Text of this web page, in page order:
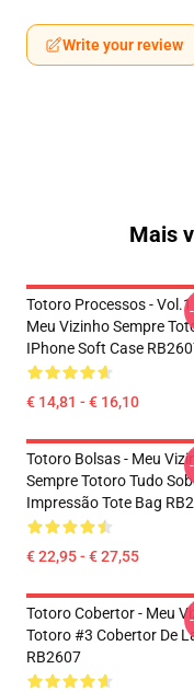
Write your review
Mais
Totoro Processos - Vol.1
Meu Vizinho Sempre
IPhone Soft Case
€ 14,81 - € 16,10
Totoro Bolsas - Meu
Sempre Totoro Tudo
Impressão Tote Bag
€ 22,95 - € 27,55
Totoro Cobertor - Meu
Totoro #3 Cobertor De
RB2607